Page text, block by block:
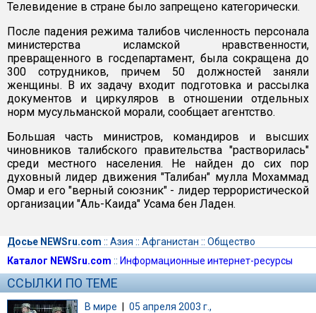
Телевидение в стране было запрещено категорически.
После падения режима талибов численность персонала
министерства исламской нравственности,
превращенного в госдепартамент, была сокращена до
300 сотрудников, причем 50 должностей заняли
женщины. В их задачу входит подготовка и рассылка
документов и циркуляров в отношении отдельных
норм мусульманской морали, сообщает агентство.
Большая часть министров, командиров и высших
чиновников талибского правительства "растворилась"
среди местного населения. Не найден до сих пор
духовный лидер движения "Талибан" мулла Мохаммад
Омар и его "верный союзник" - лидер террористической
организации "Аль-Каида" Усама бен Ладен.
Досье NEWSru.com :: Азия :: Афганистан :: Общество
Каталог NEWSru.com :: Информационные интернет-ресурсы
ССЫЛКИ ПО ТЕМЕ
В мире | 05 апреля 2003 г.,